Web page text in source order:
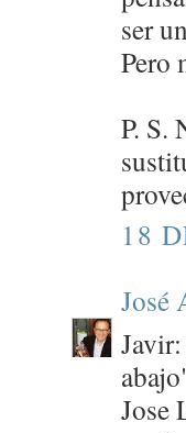
ser
Pero
P. S.
18
José
Jose